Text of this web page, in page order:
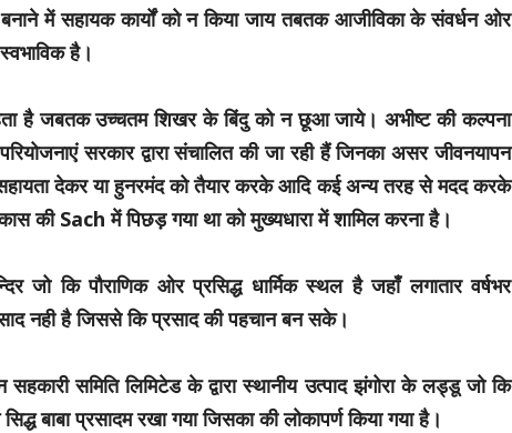
में सहायक कार्यों को न किया जाय तबतक आजीविका के संवर्धन ओर
है।
है जबतक उच्चतम शिखर के बिंदु को न छूआ जाये। अभीष्ट की कल्पना
सरकार द्वारा संचालित की जा रही हैं जिनका असर जीवनयापन
देकर या हुनरमंद को तैयार करके आदि कई अन्य तरह से मदद करके
की Sach में पिछड़ गया था को मुख्यधारा में शामिल करना है।
जो कि पौराणिक ओर प्रसिद्ध धार्मिक स्थल है जहाँ लगातार वर्षभर
नही है जिससे कि प्रसाद की पहचान बन सके।
समिति लिमिटेड के द्वारा स्थानीय उत्पाद झंगोरा के लड्डू जो कि
बाबा प्रसादम रखा गया जिसका की लोकापर्ण किया गया है।